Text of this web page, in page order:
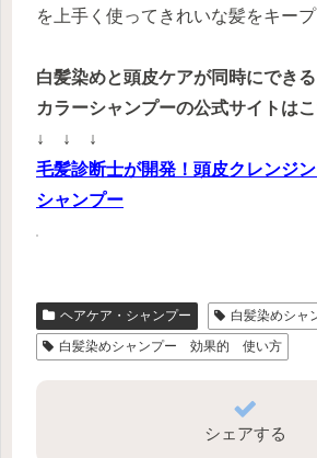
を上手く使ってきれいな髪をキープ
白髪染めと頭皮ケアが同時にでき
カラーシャンプーの公式サイトは
↓ ↓ ↓
毛髪診断士が開発！頭皮クレンジ
シャンプー
ヘアケア・シャンプー
白髪染めシ
白髪染めシャンプー 効果的 使い方
シェアする